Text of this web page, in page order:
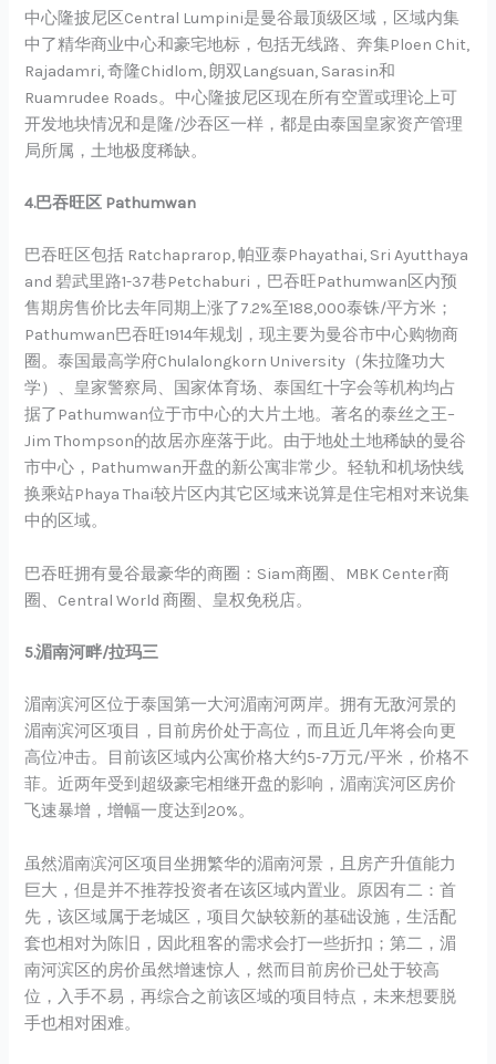
中心隆披尼区Central Lumpini是曼谷最顶级区域，区域内集
中了精华商业中心和豪宅地标，包括无线路、奔集Ploen Chit,
Rajadamri, 奇隆Chidlom, 朗双Langsuan, Sarasin和
Ruamrudee Roads。中心隆披尼区现在所有空置或理论上可
开发地块情况和是隆/沙吞区一样，都是由泰国皇家资产管理
局所属，土地极度稀缺。
4.巴吞旺区 Pathumwan
巴吞旺区包括 Ratchaprarop, 帕亚泰Phayathai, Sri Ayutthaya
and 碧武里路1-37巷Petchaburi，巴吞旺Pathumwan区内预
售期房售价比去年同期上涨了7.2%至188,000泰铢/平方米；
Pathumwan巴吞旺1914年规划，现主要为曼谷市中心购物商
圈。泰国最高学府Chulalongkorn University（朱拉隆功大
学）、皇家警察局、国家体育场、泰国红十字会等机构均占
据了Pathumwan位于市中心的大片土地。著名的泰丝之王–
Jim Thompson的故居亦座落于此。由于地处土地稀缺的曼谷
市中心，Pathumwan开盘的新公寓非常少。轻轨和机场快线
换乘站Phaya Thai较片区内其它区域来说算是住宅相对来说集
中的区域。
巴吞旺拥有曼谷最豪华的商圈：Siam商圈、MBK Center商
圈、Central World 商圈、皇权免税店。
5.湄南河畔/拉玛三
湄南滨河区位于泰国第一大河湄南河两岸。拥有无敌河景的
湄南滨河区项目，目前房价处于高位，而且近几年将会向更
高位冲击。目前该区域内公寓价格大约5-7万元/平米，价格不
菲。近两年受到超级豪宅相继开盘的影响，湄南滨河区房价
飞速暴增，增幅一度达到20%。
虽然湄南滨河区项目坐拥繁华的湄南河景，且房产升值能力
巨大，但是并不推荐投资者在该区域内置业。原因有二：首
先，该区域属于老城区，项目欠缺较新的基础设施，生活配
套也相对为陈旧，因此租客的需求会打一些折扣；第二，湄
南河滨区的房价虽然增速惊人，然而目前房价已处于较高
位，入手不易，再综合之前该区域的项目特点，未来想要脱
手也相对困难。